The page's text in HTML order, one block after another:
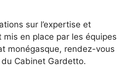
sur l’expertise et
mis en place par les équipes
monégasque, rendez-vous
Cabinet Gardetto.